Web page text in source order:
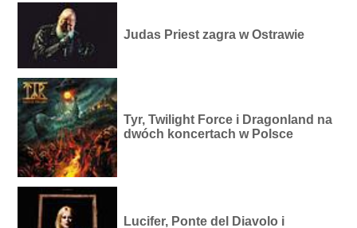
Judas Priest zagra w Ostrawie
Tyr, Twilight Force i Dragonland na
dwóch koncertach w Polsce
Lucifer, Ponte del Diavolo i